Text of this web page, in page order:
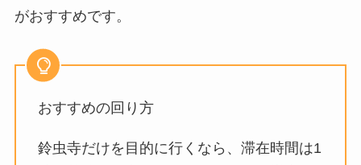
がおすすめです。
おすすめの回り方
鈴虫寺だけを目的に行くなら、滞在時間は1